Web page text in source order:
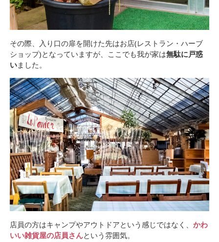
その際、入り口の扉を開けた先はお店(レストラン・ハーブ
ショップ)となっていますが、ここでも我が家は無駄に戸惑
いました。
店員の方はキャンプやアウトドアという感じではなく、 かわ
いい雑貨屋の店員さんという雰囲気。